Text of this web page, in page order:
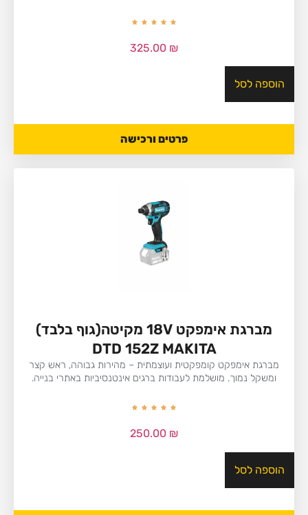
325.00 ₪
הוספה לסל
פרטים ורכישה
מברגת אימפקט 18V מקיטה(גוף בלבד)
DTD 152Z MAKITA
מברגת אימפקט קומפקטית ועוצמתית – מהירות גבוהה, ראש קצר
ומשקל נמוך. מושלמת לעבודות ברגים אינטנסיביות באתרי בנייה.
250.00 ₪
הוספה לסל